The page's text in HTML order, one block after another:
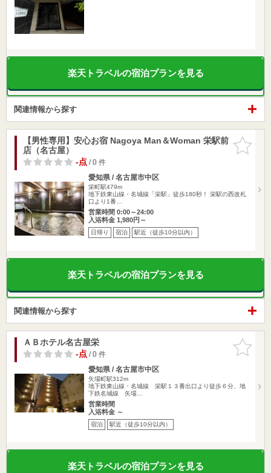
楽天トラベルの宿泊プランを見る
関連情報から探す
お気に入
りに追加
【男性専用】安心お宿 Nagoya Man＆Woman 栄駅前
店（名古屋）
-点/ 0 件
愛知県 / 名古屋市中区
栄町駅479m
地下鉄東山線・名城線「栄駅」徒歩180秒！ 栄駅の西改札
口より1番…
営業時間 0:00～24:00
入浴料金 1,980円～
日帰り 宿泊 駅近（徒歩10分以内）
楽天トラベルの宿泊プランを見る
関連情報から探す
お気に入
りに追加
ＡＢホテル名古屋栄
-点/ 0 件
愛知県 / 名古屋市中区
矢場町駅312m
地下鉄東山線・名城線 栄駅１３番出口より徒歩６分、地
下鉄名城線 矢場…
営業時間
入浴料金 ～
宿泊 駅近（徒歩10分以内）
楽天トラベルの宿泊プランを見る